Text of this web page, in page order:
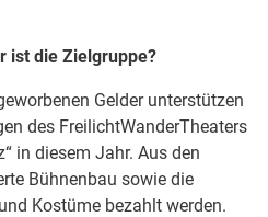
ist die Zielgruppe?
Gelder unterstützen
des FreilichtWanderTheaters
in diesem Jahr. Aus den
Bühnenbau sowie die
Kostüme bezahlt werden.